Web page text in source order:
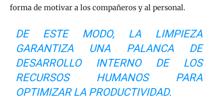
forma de motivar a los compañeros y al personal.
DE ESTE MODO, LA LIMPIEZA
GARANTIZA UNA PALANCA DE
DESARROLLO INTERNO DE LOS
RECURSOS HUMANOS PARA
OPTIMIZAR LA PRODUCTIVIDAD.